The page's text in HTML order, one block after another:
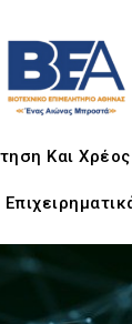
Και Χρέος